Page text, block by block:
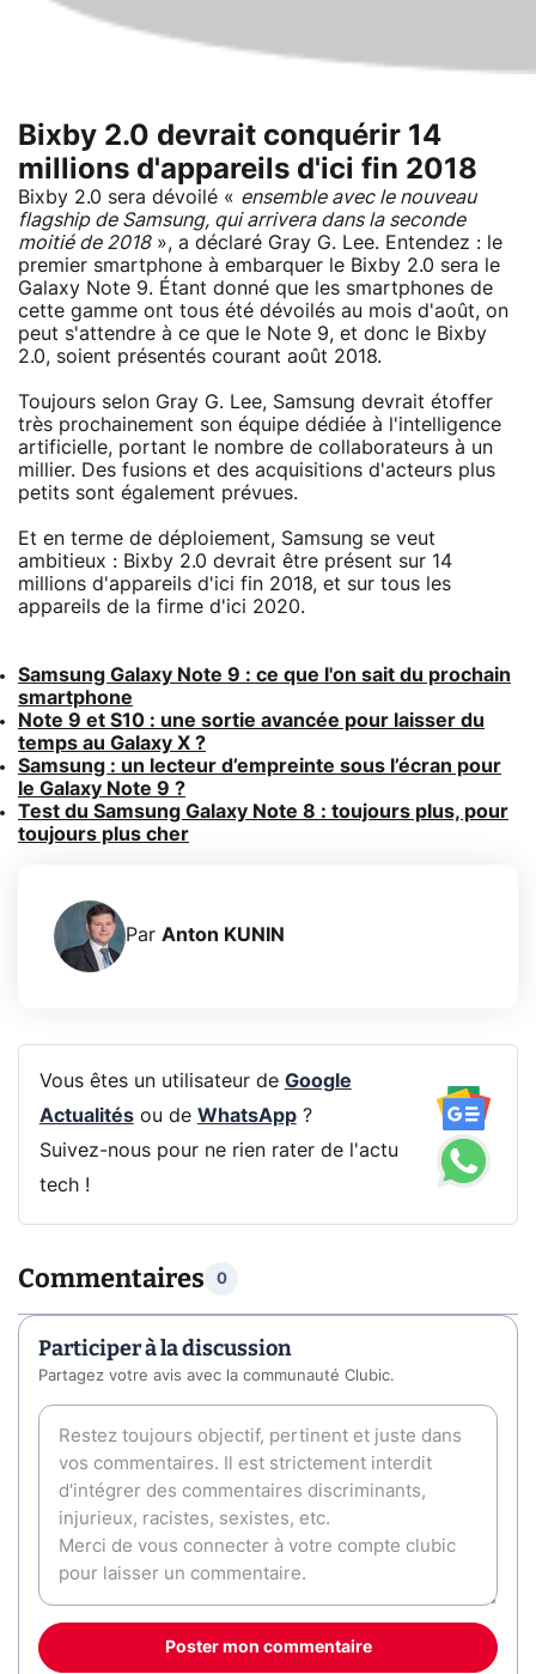
Bixby 2.0 devrait conquérir 14
millions d'appareils d'ici fin 2018
Bixby 2.0 sera dévoilé « ensemble avec le nouveau
flagship de Samsung, qui arrivera dans la seconde
moitié de 2018», a déclaré Gray G. Lee. Entendez : le
premier smartphone à embarquer le Bixby 2.0 sera le
Galaxy Note 9. Étant donné que les smartphones de
cette gamme ont tous été dévoilés au mois d'août, on
peut s'attendre à ce que le Note 9, et donc le Bixby
2.0, soient présentés courant août 2018.
Toujours selon Gray G. Lee, Samsung devrait étoffer
très prochainement son équipe dédiée à l'intelligence
artificielle, portant le nombre de collaborateurs à un
millier. Des fusions et des acquisitions d'acteurs plus
petits sont également prévues.
Et en terme de déploiement, Samsung se veut
ambitieux : Bixby 2.0 devrait être présent sur 14
millions d'appareils d'ici fin 2018, et sur tous les
appareils de la firme d'ici 2020.
Samsung Galaxy Note 9 : ce que l'on sait du prochain
smartphone
Note 9 et S10 : une sortie avancée pour laisser du
temps au Galaxy X ?
Samsung : un lecteur d’empreinte sous l’écran pour
le Galaxy Note 9 ?
Test du Samsung Galaxy Note 8 : toujours plus, pour
toujours plus cher
Par Anton KUNIN
Vous êtes un utilisateur de Google
Actualitésou de WhatsApp?
Suivez-nous pour ne rien rater de l'actu
tech !
Commentaires 0
Participer à la discussion
Partagez votre avis avec la communauté Clubic.
Poster mon commentaire